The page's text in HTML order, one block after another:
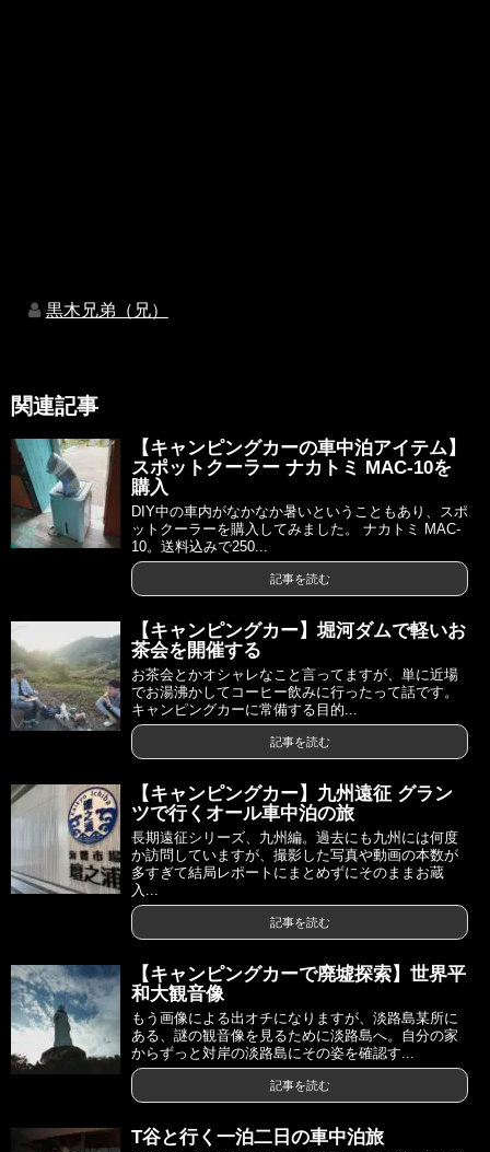
黒木兄弟（兄）
関連記事
【キャンピングカーの車中泊アイテム】
スポットクーラー ナカトミ MAC-10を
購入
DIY中の車内がなかなか暑いということもあり、スポ
ットクーラーを購入してみました。 ナカトミ MAC-
10。送料込みで250...
記事を読む
【キャンピングカー】堀河ダムで軽いお
茶会を開催する
お茶会とかオシャレなこと言ってますが、単に近場
でお湯沸かしてコーヒー飲みに行ったって話です。
キャンピングカーに常備する目的...
記事を読む
【キャンピングカー】九州遠征 グラン
ツで行くオール車中泊の旅
長期遠征シリーズ、九州編。過去にも九州には何度
か訪問していますが、撮影した写真や動画の本数が
多すぎて結局レポートにまとめずにそのままお蔵
入...
記事を読む
【キャンピングカーで廃墟探索】世界平
和大観音像
もう画像による出オチになりますが、淡路島某所に
ある、謎の観音像を見るために淡路島へ。自分の家
からずっと対岸の淡路島にその姿を確認す...
記事を読む
T谷と行く一泊二日の車中泊旅